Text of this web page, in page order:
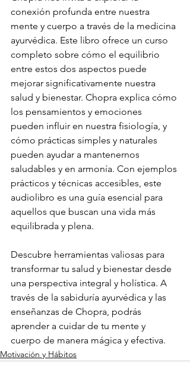
conexión profunda entre nuestra
mente y cuerpo a través de la medicina
ayurvédica. Este libro ofrece un curso
completo sobre cómo el equilibrio
entre estos dos aspectos puede
mejorar significativamente nuestra
salud y bienestar. Chopra explica cómo
los pensamientos y emociones
pueden influir en nuestra fisiología, y
cómo prácticas simples y naturales
pueden ayudar a mantenernos
saludables y en armonía. Con ejemplos
prácticos y técnicas accesibles, este
audiolibro es una guía esencial para
aquellos que buscan una vida más
equilibrada y plena.
Descubre herramientas valiosas para
transformar tu salud y bienestar desde
una perspectiva integral y holística. A
través de la sabiduría ayurvédica y las
enseñanzas de Chopra, podrás
aprender a cuidar de tu mente y
cuerpo de manera mágica y efectiva.
Motivación y Hábitos